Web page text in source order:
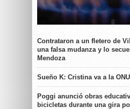
Contrataron a un fletero de
una falsa mudanza y lo
Mendoza
Sueño K: Cristina va a la
Poggi anunció obras
bicicletas durante una gira